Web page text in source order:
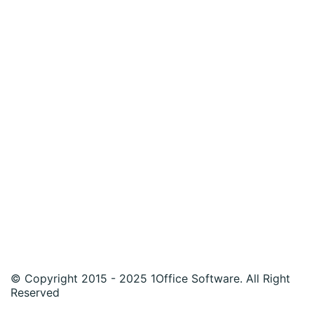
© Copyright 2015 - 2025 1Office Software. All Right
Reserved